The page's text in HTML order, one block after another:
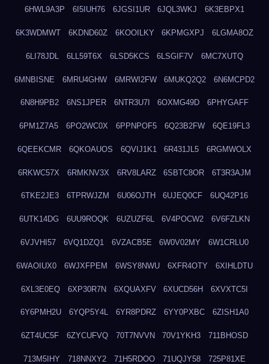
6HWL9A3P 6I5IUH76 6JGSI1UR 6JQL3WKJ 6K3EBPX1
6K3WDMWT 6KDND60Z 6KOOILKY 6KPMGXPJ 6LGMA8OZ
6LI78JDL 6LL59T6X 6LSD5KCS 6LSGIF7V 6MC7XUTQ
6MNBISNE 6MRU4GHW 6MRWI2FW 6MUKQ2Q2 6N6MCPD2
6N8H9PB2 6NS1JPER 6NTR3U7I 6OXMG49D 6PHYGAFF
6PM1Z7A5 6PO2WC0X 6PPNPOF5 6Q23B2FW 6QE19FL3
6QEEKCMR 6QKOAUOS 6QVIJ1K1 6R431JL5 6RGMWOLX
6RKWC57X 6RMKNV3X 6RV8LARZ 6SBTC8OR 6T3R3AJM
6TKE2JE3 6TPRWJZM 6U06OJTH 6UJEQ0CF 6UQ42P16
6UTK14DG 6UU9ROQK 6UZUZF6L 6V4POCW2 6V6FZLKN
6VJVHI57 6VQ1DZQ1 6VZACB5E 6W0V02MY 6W1CRLU0
6WAOIUX0 6WJXFPEM 6WSY8NWU 6XFR4OTY 6XIHLDTU
6XL3E0EQ 6XP30R7N 6XQUAXFV 6XUCD56H 6XVXTC5I
6Y6PMH2U 6YQP5Y4L 6YR8PDRZ 6YY0PXBC 6ZISH1A0
6ZT4UC5F 6ZYCUFVQ 70T7NVVN 70V1YKH3 711BHOSD
713M5IHY 718NNXY2 71H5RDOO 71UQJY58 725P81XE